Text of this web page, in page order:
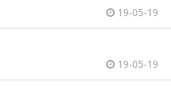
19-05-19
19-05-19